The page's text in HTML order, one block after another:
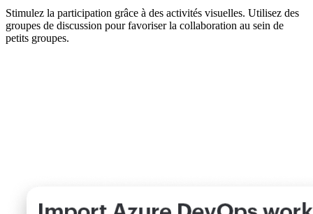
Stimulez la participation grâce à des activités visuelles. Utilisez des
groupes de discussion pour favoriser la collaboration au sein de
petits groupes.